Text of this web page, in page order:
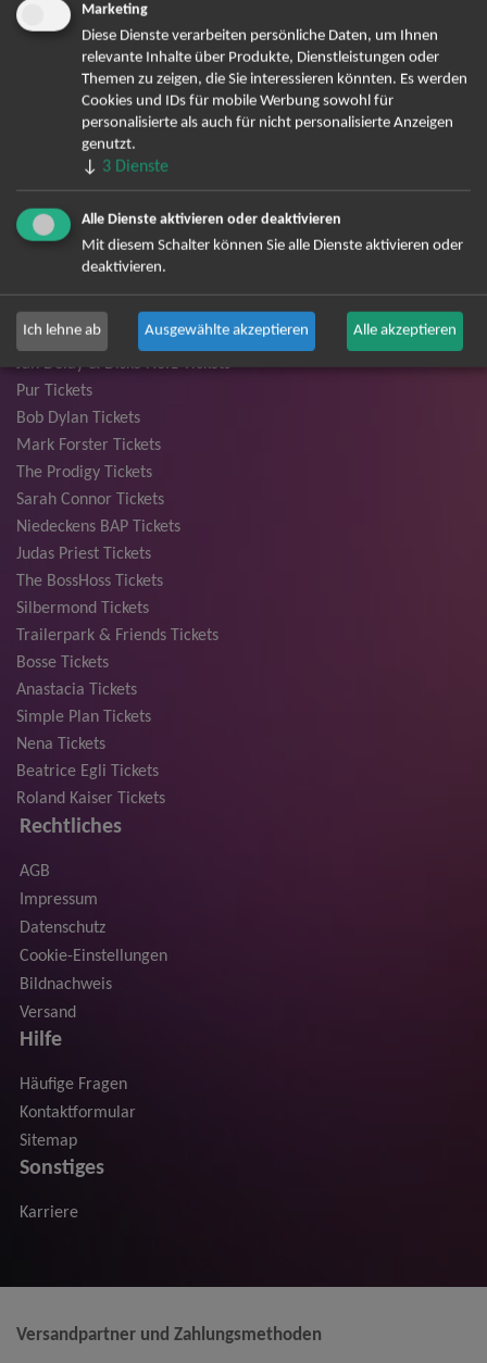
André Rieu Tickets
David Garrett Tickets
Andrea Berg Tickets
Backstreet Boys Tickets
Unheilig Tickets
Santiano Tickets
Ina Müller Tickets
Andreas Gabalier Tickets
Die Fantastischen Vier Tickets
Deep Purple Tickets
Howard Carpendale Tickets
Jan Delay & Disko No.1 Tickets
Pur Tickets
Bob Dylan Tickets
Mark Forster Tickets
The Prodigy Tickets
Sarah Connor Tickets
Niedeckens BAP Tickets
Judas Priest Tickets
The BossHoss Tickets
Silbermond Tickets
Trailerpark & Friends Tickets
Bosse Tickets
Anastacia Tickets
Simple Plan Tickets
Nena Tickets
Beatrice Egli Tickets
Roland Kaiser Tickets
Rechtliches
AGB
Impressum
Datenschutz
Cookie-Einstellungen
Bildnachweis
Versand
Hilfe
Häufige Fragen
Kontaktformular
Sitemap
Sonstiges
Karriere
Versandpartner und Zahlungsmethoden
Marketing
Diese Dienste verarbeiten persönliche Daten, um Ihnen
relevante Inhalte über Produkte, Dienstleistungen oder
Themen zu zeigen, die Sie interessieren könnten. Es werden
Cookies und IDs für mobile Werbung sowohl für
personalisierte als auch für nicht personalisierte Anzeigen
genutzt.
↓ 3 Dienste
Alle Dienste aktivieren oder deaktivieren
Mit diesem Schalter können Sie alle Dienste aktivieren oder
deaktivieren.
Ich lehne ab Ausgewählte akzeptieren Alle akzeptieren